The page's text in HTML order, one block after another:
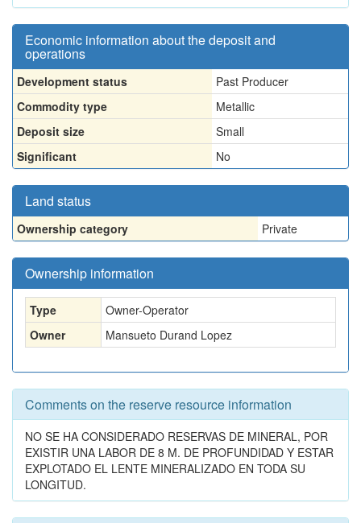
Economic information about the deposit and
operations
Development status
Past Producer
Commodity type
Metallic
Deposit size
Small
Significant
No
Land status
Ownership category Private
Ownership information
Type
Owner-Operator
Owner
Mansueto Durand Lopez
Comments on the reserve resource information
NO SE HA CONSIDERADO RESERVAS DE MINERAL, POR
EXISTIR UNA LABOR DE 8 M. DE PROFUNDIDAD Y ESTAR
EXPLOTADO EL LENTE MINERALIZADO EN TODA SU
LONGITUD.